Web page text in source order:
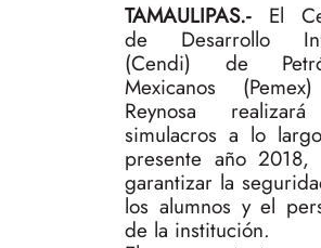
TAMAULIPAS.-El
de Desarrollo
(Cendi) de
Mexicanos
Reynosa
simulacros a lo
presente año 2018,
garantizar la
los alumnos y el
de la institución.